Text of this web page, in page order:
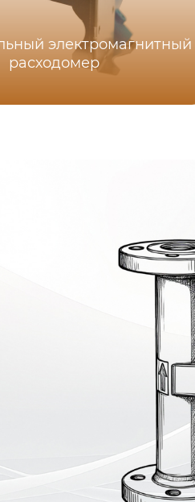
электромагнитный
расходомер